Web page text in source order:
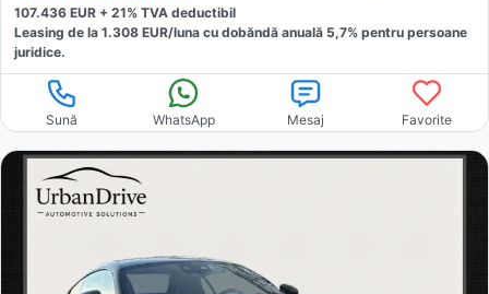
107.436 EUR + 21% TVA deductibil
Leasing de la 1.308 EUR/luna cu dobăndă anuală 5,7% pentru persoane
juridice.
Sună WhatsApp Mesaj Favorite